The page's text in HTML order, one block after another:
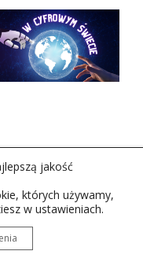
S.A. w likwidacj.
jakość
których używamy,
w ustawieniach.